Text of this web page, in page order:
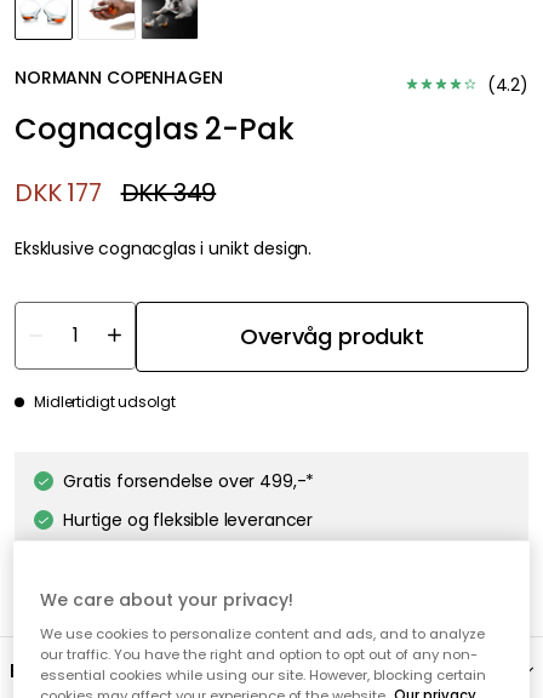
NORMANN COPENHAGEN (4.2)
Cognacglas 2-Pak
DKK 177 DKK 349
Eksklusive cognacglas i unikt design.
Overvåg produkt
Midlertidigt udsolgt
Gratis forsendelse over 499,-*
Hurtige og fleksible leverancer
Beskrivelse
We care about your privacy!
We use cookies to personalize content and ads, and to analyze
our traffic. You have the right and option to opt out of any non-
essential cookies while using our site. However, blocking certain